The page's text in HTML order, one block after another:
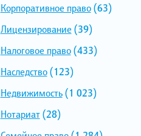
Корпоративное право(63)
Лицензирование (39)
Налоговое право(433)
Наследство(123)
Недвижимость(1 023)
Нотариат(28)